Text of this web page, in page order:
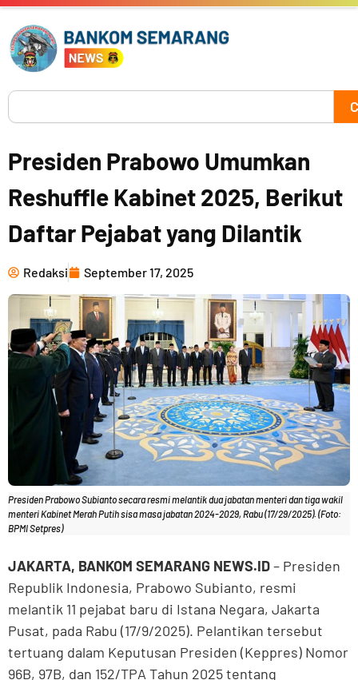
Skip
content
Search
Presiden Prabowo Umumkan
Reshuffle Kabinet 2025, Berikut
Daftar Pejabat yang Dilantik
Redaksi September 17, 2025
Presiden Prabowo Subianto secara resmi melantik dua jabatan menteri dan tiga wakil
menteri Kabinet Merah Putih sisa masa jabatan 2024-2029, Rabu (17/29/2025). (Foto:
BPMI Setpres)
JAKARTA, BANKOM SEMARANG NEWS.ID– Presiden
Republik Indonesia, Prabowo Subianto, resmi
melantik 11 pejabat baru di Istana Negara, Jakarta
Pusat, pada Rabu (17/9/2025). Pelantikan tersebut
tertuang dalam Keputusan Presiden (Keppres) Nomor
96B, 97B, dan 152/TPA Tahun 2025 tentang